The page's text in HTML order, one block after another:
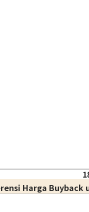
Harga Buyback